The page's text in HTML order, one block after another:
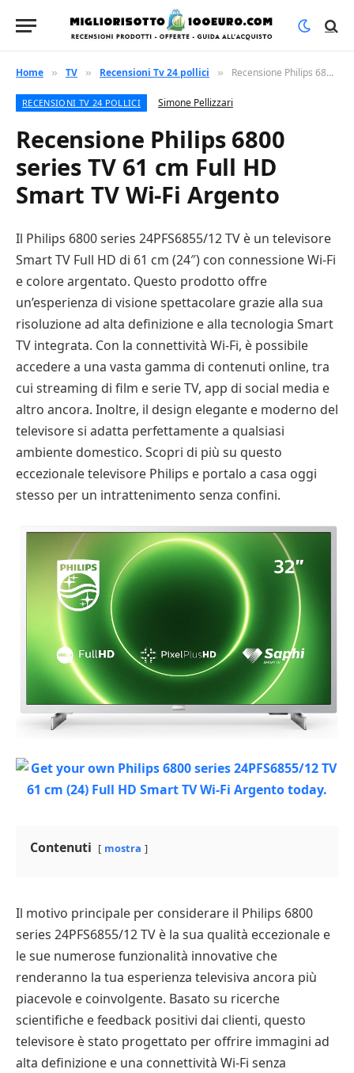
Home » TV » Recensioni Tv 24 pollici » Recensione Philips 6800 series TV 61 cm Full HD Smart TV Wi-Fi Argento
RECENSIONI TV 24 POLLICI Simone Pellizzari
Recensione Philips 6800
series TV 61 cm Full HD
Smart TV Wi-Fi Argento
Il Philips 6800 series 24PFS6855/12 TV è un televisore
Smart TV Full HD di 61 cm (24″) con connessione Wi-Fi
e colore argentato. Questo prodotto offre
un’esperienza di visione spettacolare grazie alla sua
risoluzione ad alta definizione e alla tecnologia Smart
TV integrata. Con la connettività Wi-Fi, è possibile
accedere a una vasta gamma di contenuti online, tra
cui streaming di film e serie TV, app di social media e
altro ancora. Inoltre, il design elegante e moderno del
televisore si adatta perfettamente a qualsiasi
ambiente domestico. Scopri di più su questo
eccezionale televisore Philips e portalo a casa oggi
stesso per un intrattenimento senza confini.
Contenuti mostra
Il motivo principale per considerare il Philips 6800
series 24PFS6855/12 TV è la sua qualità eccezionale e
le sue numerose funzionalità innovative che
renderanno la tua esperienza televisiva ancora più
piacevole e coinvolgente. Basato su ricerche
scientifiche e feedback positivi dai clienti, questo
televisore è stato progettato per offrire immagini ad
alta definizione e una connettività Wi-Fi senza